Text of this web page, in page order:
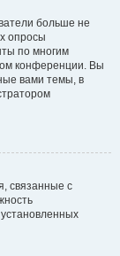
больше не
опросы
по многим
конференции. Вы
вами темы, в
связанные с